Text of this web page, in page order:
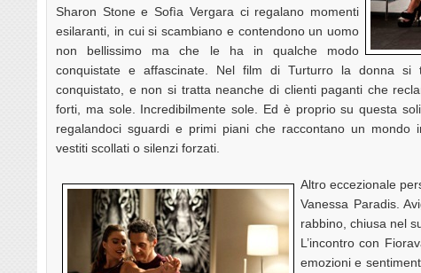
Sharon Stone e Sofìa Vergara ci regalano momenti
esilaranti, in cui si scambiano e contendono un uomo
non bellissimo ma che le ha in qualche modo
conquistate e affascinate. Nel film di Turturro la donna si
conquistato, e non si tratta neanche di clienti paganti che
forti, ma sole. Incredibilmente sole. Ed è proprio su questa
regalandoci sguardi e primi piani che raccontano un mondo
vestiti scollati o silenzi forzati.
Altro eccezionale
Vanessa Paradis.
rabbino, chiusa nel
L’incontro con
emozioni e